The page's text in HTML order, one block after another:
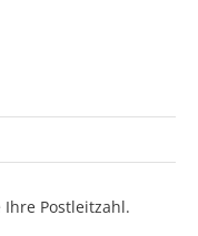
Postleitzahl.